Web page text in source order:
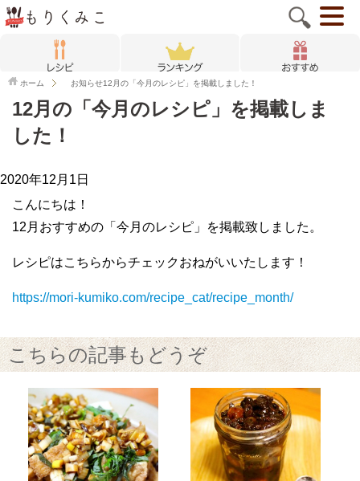
ホーム お知らせ12月の「今月のレシピ」を掲載しました！
12月の「今月のレシピ」を掲載しま
した！
2020年12月1日
こんにちは！
12月おすすめの「今月のレシピ」を掲載致しました。
レシピはこちらからチェックおねがいいたします！
https://mori-kumiko.com/recipe_cat/recipe_month/
こちらの記事もどうぞ